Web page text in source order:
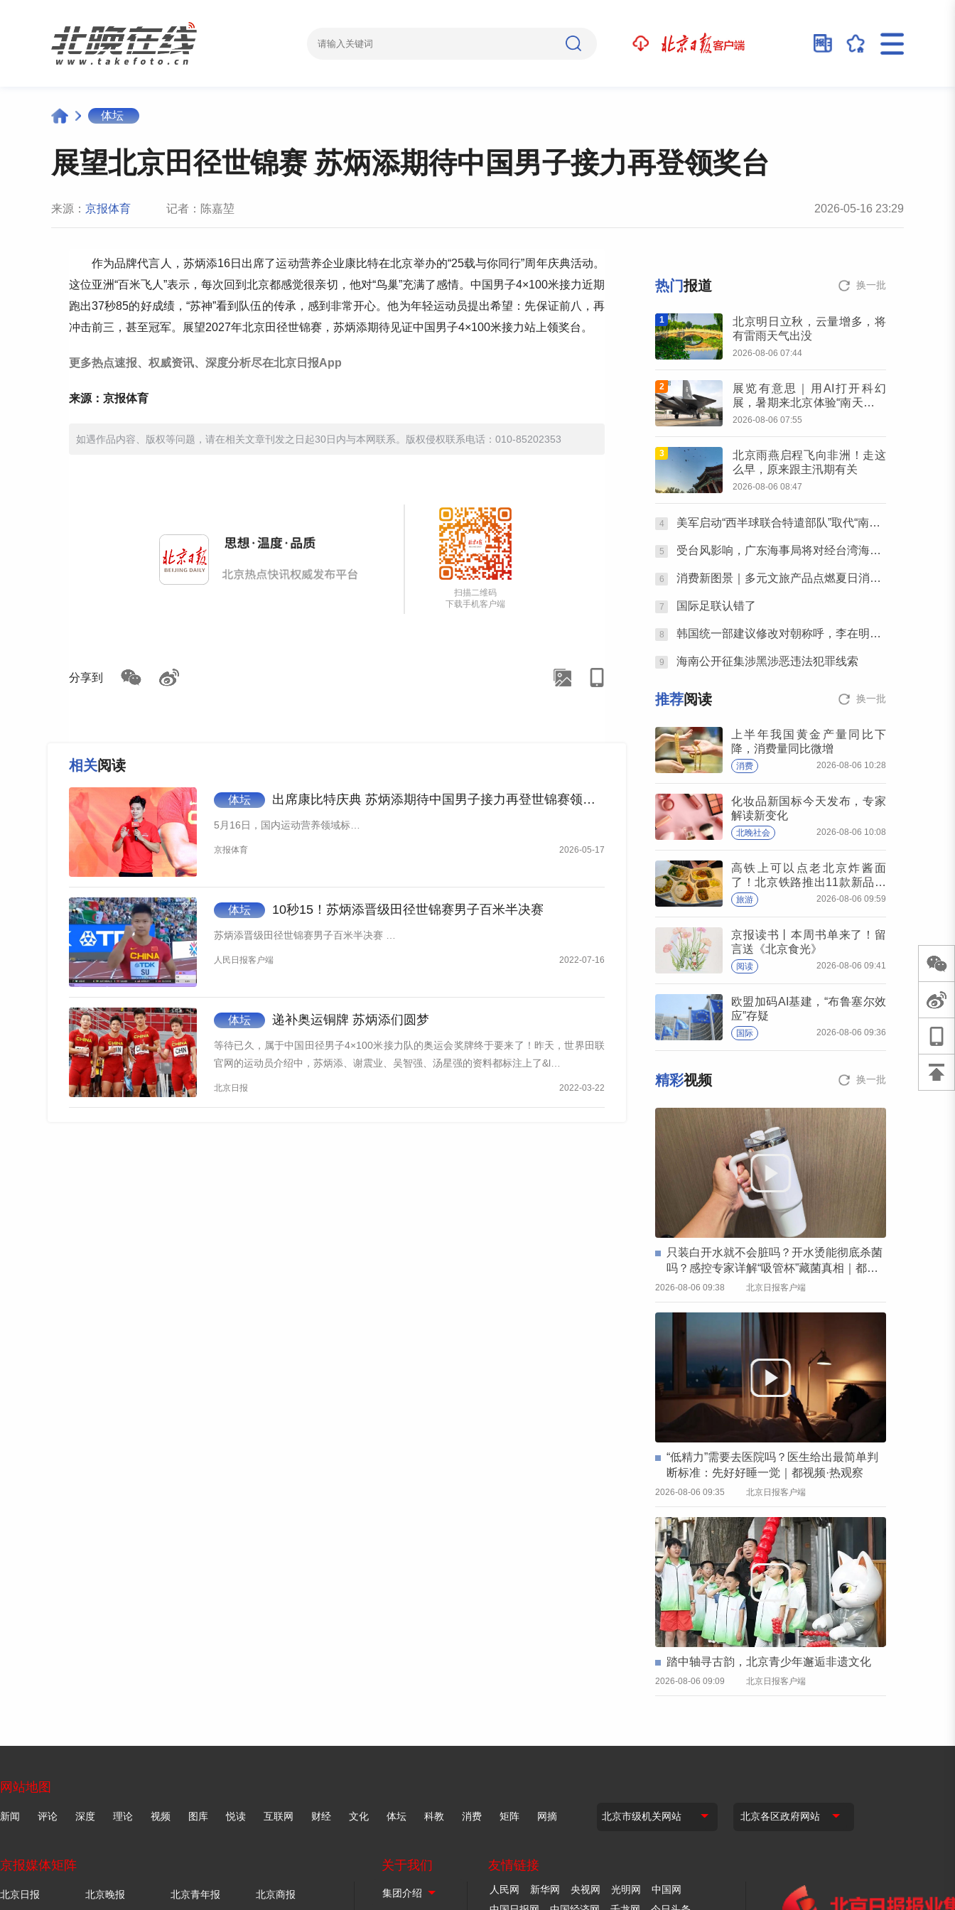
体坛
展望北京田径世锦赛 苏炳添期待中国男子接力再登领奖台
来源： 京报体育 记者：陈嘉堃 2026-05-16 23:29
作为品牌代言人，苏炳添16日出席了运动营养企业康比特在北京举办的“25载与你同行”周年庆典活动。
这位亚洲“百米飞人”表示，每次回到北京都感觉很亲切，他对“鸟巢”充满了感情。中国男子4×100米接力近期
跑出37秒85的好成绩，“苏神”看到队伍的传承，感到非常开心。他为年轻运动员提出希望：先保证前八，再
冲击前三，甚至冠军。展望2027年北京田径世锦赛，苏炳添期待见证中国男子4×100米接力站上领奖台。
更多热点速报、权威资讯、深度分析尽在北京日报App
来源：京报体育
如遇作品内容、版权等问题，请在相关文章刊发之日起30日内与本网联系。版权侵权联系电话：010-85202353
扫描二维码
下载手机客户端
分享到
相关阅读
体坛 出席康比特庆典 苏炳添期待中国男子接力再登世锦赛领奖台
5月16日，国内运动营养领域标…
京报体育 2026-05-17
体坛 10秒15！苏炳添晋级田径世锦赛男子百米半决赛
苏炳添晋级田径世锦赛男子百米半决赛 …
人民日报客户端 2022-07-16
体坛 递补奥运铜牌 苏炳添们圆梦
等待已久，属于中国田径男子4×100米接力队的奥运会奖牌终于要来了！昨天，世界田联
官网的运动员介绍中，苏炳添、谢震业、吴智强、汤星强的资料都标注上了&l…
北京日报 2022-03-22
热门报道 换一批
1
北京明日立秋，云量增多，将
有雷雨天气出没
2026-08-06 07:44
2
展览有意思｜用AI打开科幻
展，暑期来北京体验“南天门计
划”科幻装备
2026-08-06 07:55
3
北京雨燕启程飞向非洲！走这
么早，原来跟主汛期有关
2026-08-06 08:47
4 美军启动“西半球联合特遣部队”取代“南方之矛”
5 受台风影响，广东海事局将对经台湾海峡南口北上船舶实施交通管制
6 消费新图景｜多元文旅产品点燃夏日消费热潮
7 国际足联认错了
8 韩国统一部建议修改对朝称呼，李在明称仍有争议
9 海南公开征集涉黑涉恶违法犯罪线索
推荐阅读 换一批
上半年我国黄金产量同比下
降，消费量同比微增
消费 2026-08-06 10:28
化妆品新国标今天发布，专家
解读新变化
北晚社会 2026-08-06 10:08
高铁上可以点老北京炸酱面
了！北京铁路推出11款新品高
铁餐
旅游 2026-08-06 09:59
京报读书丨本周书单来了！留
言送《北京食光》
阅读 2026-08-06 09:41
欧盟加码AI基建，“布鲁塞尔效
应”存疑
国际 2026-08-06 09:36
精彩视频 换一批
只装白开水就不会脏吗？开水烫能彻底杀菌
吗？感控专家详解“吸管杯”藏菌真相｜都视
频·热观察
2026-08-06 09:38 北京日报客户端
“低精力”需要去医院吗？医生给出最简单判
断标准：先好好睡一觉｜都视频·热观察
2026-08-06 09:35 北京日报客户端
踏中轴寻古韵，北京青少年邂逅非遗文化
2026-08-06 09:09 北京日报客户端
网站地图
新闻 评论 深度 理论 视频 图库 悦读 互联网 财经 文化 体坛 科教 消费 矩阵 网摘
京报媒体矩阵
北京日报 北京晚报 北京青年报 北京商报
关于我们 友情链接
人民网 新华网 央视网 光明网
中国网